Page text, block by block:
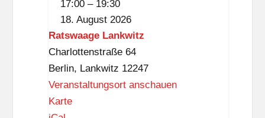
Autorenforen
17:00 – 19:30
18. August 2026
Ratswaage Lankwitz
Charlottenstraße 64
Berlin, Lankwitz 12247
Veranstaltungsort anschauen
KarteR